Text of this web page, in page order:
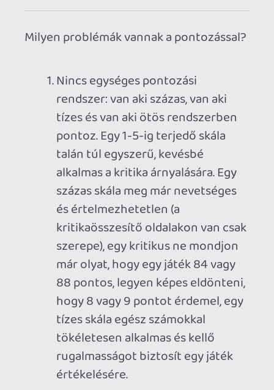
követem az online gamer sajtót, és az
döntéseimet. Ha egy várt játék a vártnál
juthat nálam, hogy majd egyszer
valamikor lehet ránézek, de nem rohanok
teljes áron bekattintani. (pl.: Days Gone).
Az ellenkezője is megtörténhet: egy
viszonylag kevésbé érdekesnek tűnő
megjelenés kap meglepően magas
pontszámokat a sajtótól és pont azzal
kelti fel az érdeklődésem. (pl.: Deathloop).
Gyakran nem értek egyet egy bemutató
végén szereplő pontszámmal, de ha
alaposan alá van támasztva az indoklás,
akkor elfogadom azt az álláspontot is. A
esetek nagy részében viszonylag közel
áll a véleményem a kritikusokéhoz,
például szerintem is a Red Dead
Redemption II volt az elmúlt generáció,
az elmúlt évtized toronymagasan
legkiemelkedőbb remekműve, még a
hírhedten szőrösszívű Edge is durrantott
rá egy 10-est, pedig ha valakik, hát ők nem
mérik nagy kanállal ezt a plecsnit. Máskor